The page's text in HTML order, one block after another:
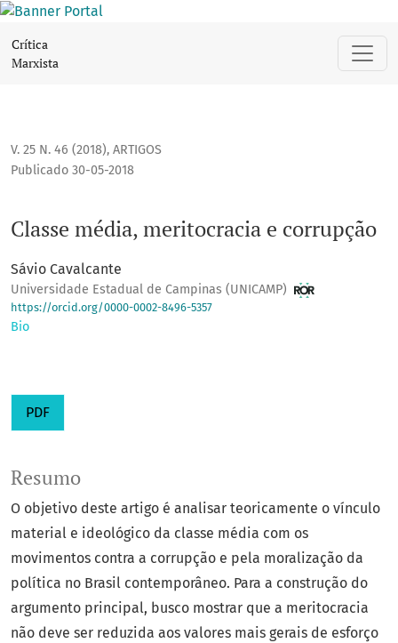
Crítica
Marxista
V. 25 N. 46 (2018), ARTIGOS
Classe média, meritocracia e corrupção
Publicado 30-05-2018
Sávio Cavalcante
Universidade Estadual de Campinas (UNICAMP)
https://orcid.org/0000-0002-8496-5357
Bio
PDF
Resumo
O objetivo deste artigo é analisar teoricamente o vínculo
material e ideológico da classe média com os
movimentos contra a corrupção e pela moralização da
política no Brasil contemporâneo. Para a construção do
argumento principal, busco mostrar que a meritocracia
não deve ser reduzida aos valores mais gerais de esforço